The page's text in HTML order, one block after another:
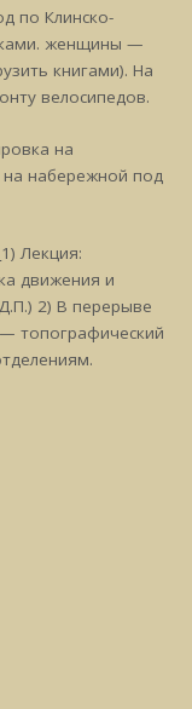
по Клинско-
женщины —
книгами). На
велосипедов.
на
набережной под
1) Лекция:
движения и
2) В перерыве
топографический